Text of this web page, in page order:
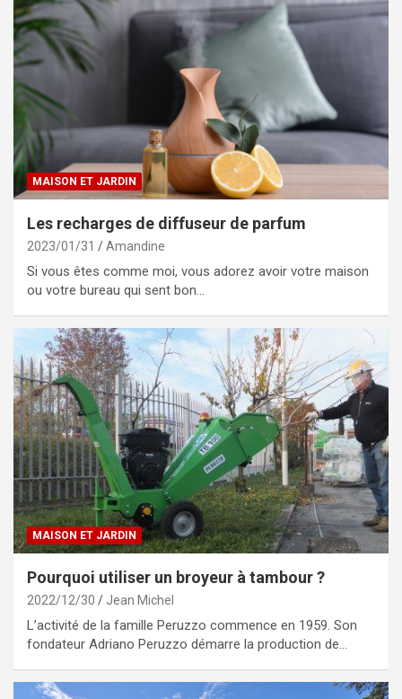
MAISON ET JARDIN
Les recharges de diffuseur de parfum
2023/01/31 Amandine
Si vous êtes comme moi, vous adorez avoir votre maison
ou votre bureau qui sent bon…
MAISON ET JARDIN
Pourquoi utiliser un broyeur à tambour ?
2022/12/30 Jean Michel
L’activité de la famille Peruzzo commence en 1959. Son
fondateur Adriano Peruzzo démarre la production de…